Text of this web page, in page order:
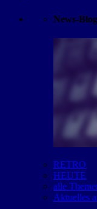
News-Blog
RETRO
HEUTE
alle
Aktuelles